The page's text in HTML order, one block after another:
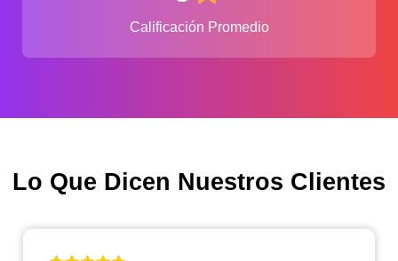
Calificación Promedio
Lo Que Dicen Nuestros Clientes